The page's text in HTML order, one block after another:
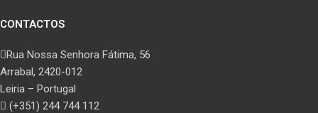
CONTACTOS
Rua Nossa Senhora Fátima, 56
Arrabal, 2420-012
Leiria – Portugal
(+351) 244 744 112